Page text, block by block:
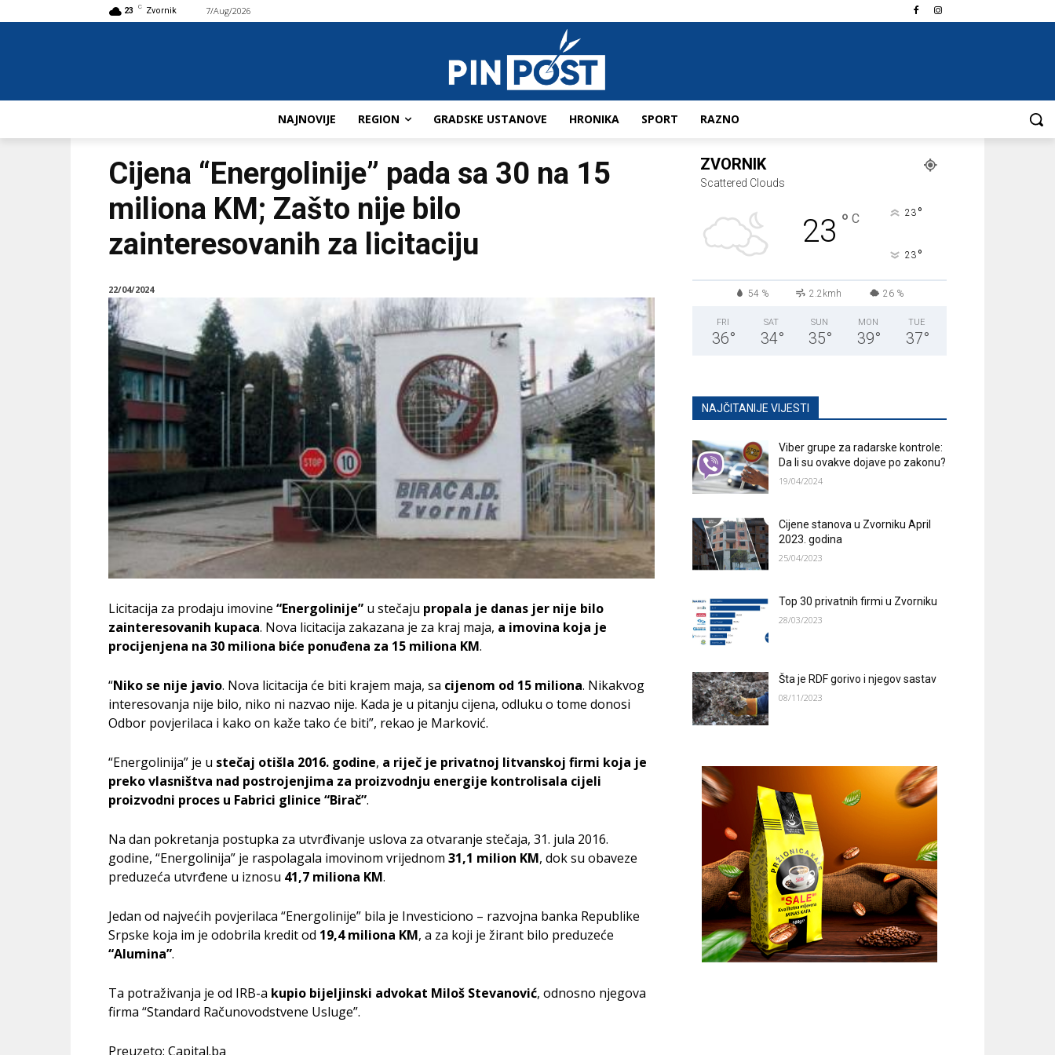
23 C Zvornik 7/Aug/2026
NAJNOVIJE REGION GRADSKE USTANOVE HRONIKA SPORT RAZNO
Cijena “Energolinije” pada sa 30 na 15
miliona KM; Zašto nije bilo
zainteresovanih za licitaciju
22/04/2024
Licitacija za prodaju imovine “Energolinije” u stečaju propala je danas jer nije bilo
zainteresovanih kupaca. Nova licitacija zakazana je za kraj maja, a imovina koja je
procijenjena na 30 miliona biće ponuđena za 15 miliona KM.
“Niko se nije javio. Nova licitacija će biti krajem maja, sa cijenom od 15 miliona. Nikakvog
interesovanja nije bilo, niko ni nazvao nije. Kada je u pitanju cijena, odluku o tome donosi
Odbor povjerilaca i kako on kaže tako će biti”, rekao je Marković.
“Energolinija” je u stečaj otišla 2016. godine, a riječ je privatnoj litvanskoj firmi koja je
preko vlasništva nad postrojenjima za proizvodnju energije kontrolisala cijeli
proizvodni proces u Fabrici glinice “Birač”.
Na dan pokretanja postupka za utvrđivanje uslova za otvaranje stečaja, 31. jula 2016.
godine, “Energolinija” je raspolagala imovinom vrijednom 31,1 milion KM, dok su obaveze
preduzeća utvrđene u iznosu 41,7 miliona KM.
Jedan od najvećih povjerilaca “Energolinije” bila je Investiciono – razvojna banka Republike
Srpske koja im je odobrila kredit od 19,4 miliona KM, a za koji je žirant bilo preduzeće
“Alumina”.
Ta potraživanja je od IRB-a kupio bijeljinski advokat Miloš Stevanović, odnosno njegova
firma “Standard Računovodstvene Usluge”.
Preuzeto: Capital.ba
ZVORNIK
Scattered Clouds
23 ° C 23 °
23 °
54 % 2.2kmh 26 %
FRI
36°
SAT
34°
SUN
35°
MON
39°
TUE
37°
NAJČITANIJE VIJESTI
Viber grupe za radarske kontrole:
Da li su ovakve dojave po zakonu?
19/04/2024
Cijene stanova u Zvorniku April
2023. godina
25/04/2023
Top 30 privatnih firmi u Zvorniku
28/03/2023
Šta je RDF gorivo i njegov sastav
08/11/2023